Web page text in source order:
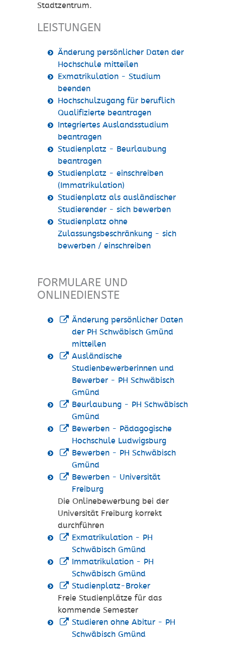
Stadtzentrum.
LEISTUNGEN
Änderung persönlicher Daten der
Hochschule mitteilen
Exmatrikulation - Studium
beenden
Hochschulzugang für beruflich
Qualifizierte beantragen
Integriertes Auslandsstudium
beantragen
Studienplatz - Beurlaubung
beantragen
Studienplatz - einschreiben
(Immatrikulation)
Studienplatz als ausländischer
Studierender - sich bewerben
Studienplatz ohne
Zulassungsbeschränkung - sich
bewerben / einschreiben
FORMULARE UND
ONLINEDIENSTE
Änderung persönlicher Daten
der PH Schwäbisch Gmünd
mitteilen
Ausländische
Studienbewerberinnen und
Bewerber - PH Schwäbisch
Gmünd
Beurlaubung - PH Schwäbisch
Gmünd
Bewerben - Pädagogische
Hochschule Ludwigsburg
Bewerben - PH Schwäbisch
Gmünd
Bewerben - Universität
Freiburg
Die Onlinebewerbung bei der
Universität Freiburg korrekt
durchführen
Exmatrikulation - PH
Schwäbisch Gmünd
Immatrikulation - PH
Schwäbisch Gmünd
Studienplatz-Broker
Freie Studienplätze für das
kommende Semester
Studieren ohne Abitur - PH
Schwäbisch Gmünd